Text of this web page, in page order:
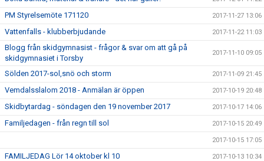
PM Styrelsemöte 171120 2017-11-27 13:06
Vattenfalls - klubberbjudande 2017-11-22 11:03
Blogg från skidgymnasist - frågor & svar om att gå på
skidgymnasiet i Torsby
2017-11-10 09:05
Sölden 2017-sol,snö och storm 2017-11-09 21:45
Vemdalsslalom 2018 - Anmälan är öppen 2017-10-19 20:48
Skidbytardag - söndagen den 19 november 2017 2017-10-17 14:06
Familjedagen - från regn till sol 2017-10-15 20:49
2017-10-15 17:05
FAMILJEDAG Lör 14 oktober kl 10 2017-10-13 10:34